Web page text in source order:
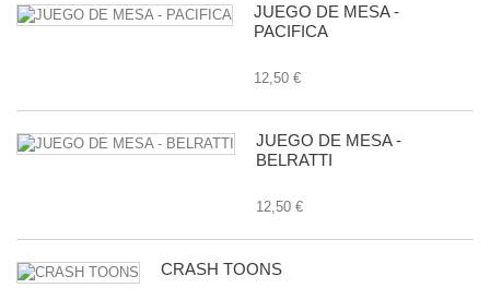
JUEGO DE MESA -
PACIFICA
12,50 €
JUEGO DE MESA -
BELRATTI
12,50 €
CRASH TOONS